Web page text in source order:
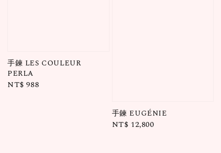
手鍊 LES COULEUR
PERLA
Regular
NT$ 988
手鍊 EUGÉNIE
Regular
NT$ 12,800